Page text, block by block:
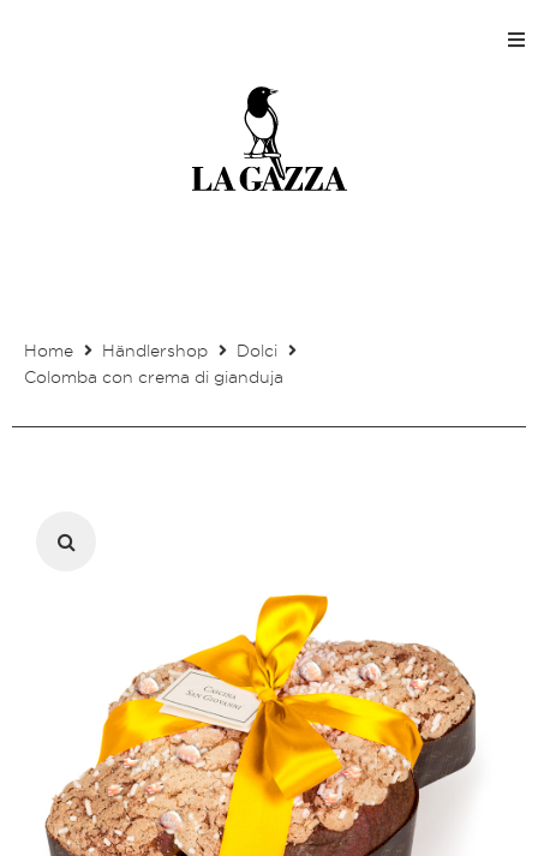
Home
Shops
Kontakt
Mein Kundenkonto
Home Händlershop
Dolci
Colomba con crema di gianduja